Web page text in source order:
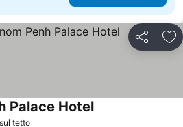
Condividi
tettoScopri i prezzi
Palace HotelScopri i prezzi